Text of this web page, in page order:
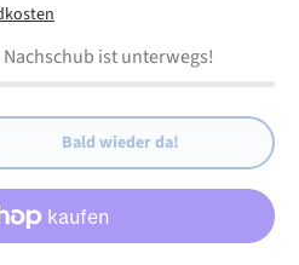
mit Schalter für
Nachschub ist unterwegs!
Bald wieder da!